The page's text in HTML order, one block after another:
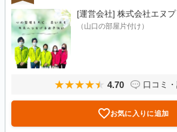
[運営会社] 株式会社エヌプ
（山口の部屋片付け）
4.70 口コミ
お気に入りに追加